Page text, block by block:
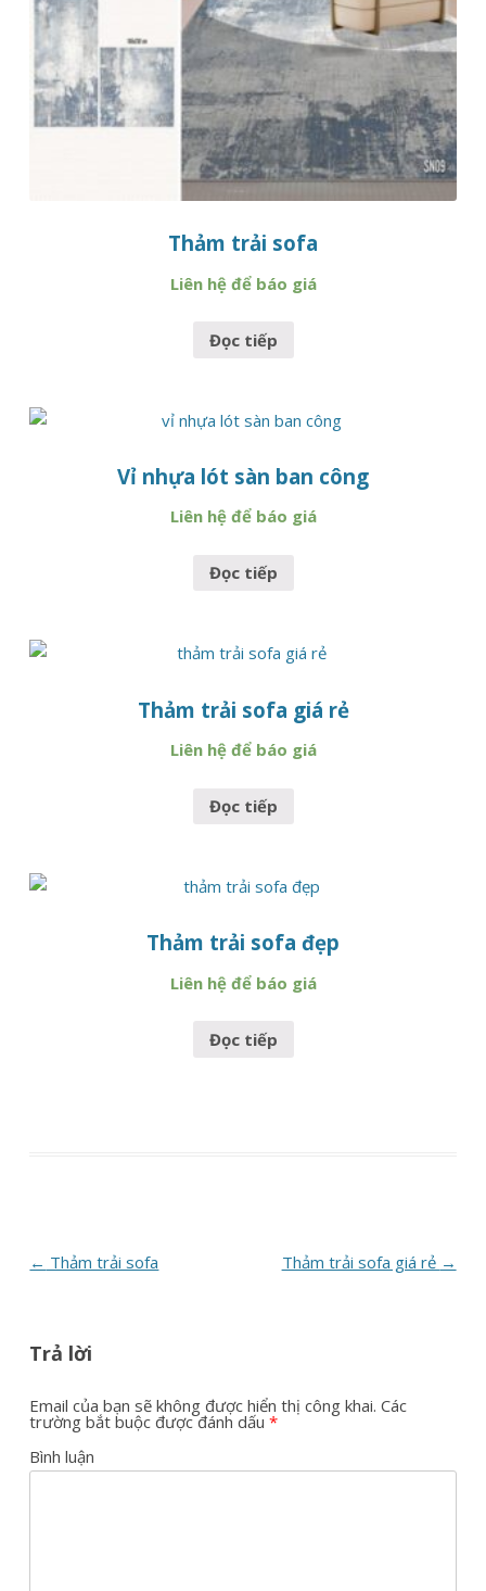
Thảm trải sofa
Liên hệ để báo giá
Đọc tiếp
Vỉ nhựa lót sàn ban công
Liên hệ để báo giá
Đọc tiếp
Thảm trải sofa giá rẻ
Liên hệ để báo giá
Đọc tiếp
Thảm trải sofa đẹp
Liên hệ để báo giá
Đọc tiếp
Post
← Thảm trải sofa Thảm trải sofa giá rẻ →
Trả lời
Email của bạn sẽ không được hiển thị công khai. Các
trường bắt buộc được đánh dấu*
Bình luận